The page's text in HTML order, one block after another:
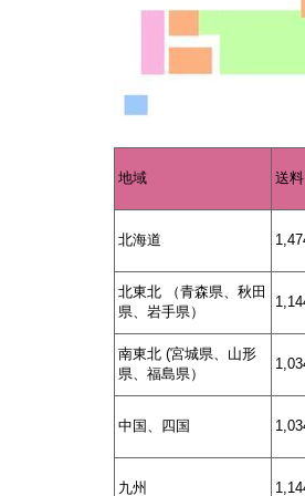
地域 送料
北海道
北東北 （青森県、秋田
県、岩手県）
南東北 (宮城県、山形
県、福島県）
中国、四国
九州